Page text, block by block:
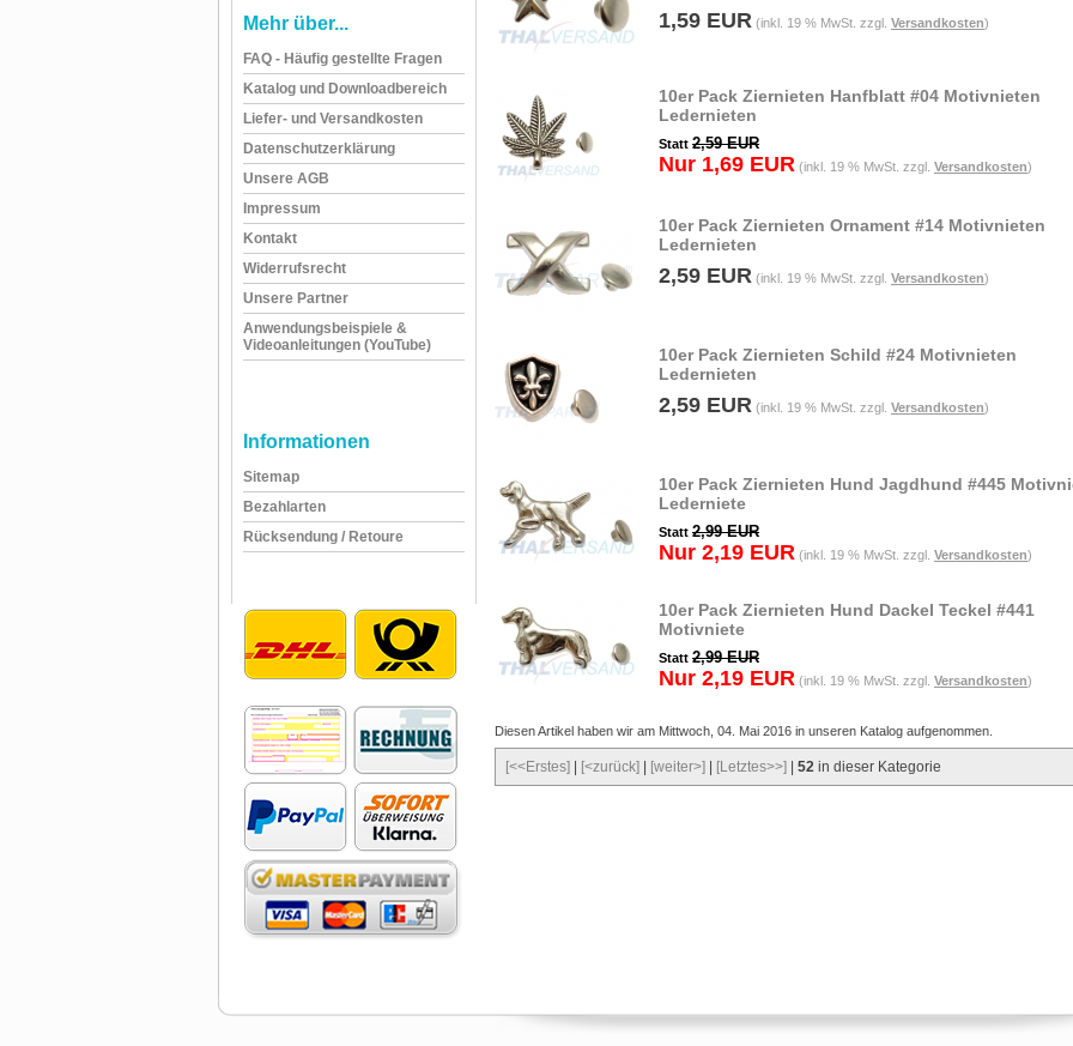
Mehr über...
FAQ - Häufig gestellte Fragen
Katalog und Downloadbereich
Liefer- und Versandkosten
Datenschutzerklärung
Unsere AGB
Impressum
Kontakt
Widerrufsrecht
Unsere Partner
Anwendungsbeispiele &
Videoanleitungen (YouTube)
Informationen
Sitemap
Bezahlarten
Rücksendung / Retoure
1,59 EUR (inkl. 19 % MwSt. zzgl. Versandkosten)
10er Pack Ziernieten Hanfblatt #04 Motivnieten
Ledernieten
Statt 2,59 EUR
Nur 1,69 EUR (inkl. 19 % MwSt. zzgl. Versandkosten)
10er Pack Ziernieten Ornament #14 Motivnieten
Ledernieten
2,59 EUR (inkl. 19 % MwSt. zzgl. Versandkosten)
10er Pack Ziernieten Schild #24 Motivnieten
Ledernieten
2,59 EUR (inkl. 19 % MwSt. zzgl. Versandkosten)
10er Pack Ziernieten Hund Jagdhund #445
Lederniete
Statt 2,99 EUR
Nur 2,19 EUR (inkl. 19 % MwSt. zzgl. Versandkosten)
10er Pack Ziernieten Hund Dackel Teckel #441
Motivniete
Statt 2,99 EUR
Nur 2,19 EUR (inkl. 19 % MwSt. zzgl. Versandkosten)
Diesen Artikel haben wir am Mittwoch, 04. Mai 2016 in unseren Katalog aufgenommen.
[<<Erstes] [<zurück] [weiter>] [Letztes>>] 52 in dieser Kategorie